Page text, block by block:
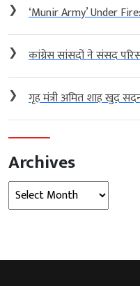
❯ ‘Munir Army’ Under
❯ कांग्रेस सांसदों ने संसद
❯ गृह मंत्री अमित शाह खुद
Archives
Archives